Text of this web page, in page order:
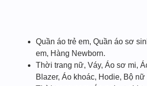
Quần áo trẻ em, Quần áo sơ
em, Hàng Newborn.
Thời trang nữ, Váy, Áo sơ mi,
Blazer, Áo khoác, Hodie, Bộ nữ